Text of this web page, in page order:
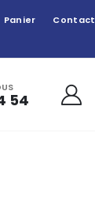
Panier Contact
54